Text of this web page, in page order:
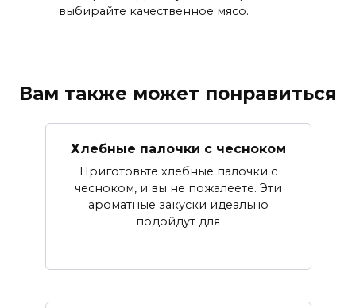
выбирайте качественное мясо.
Вам также может понравиться
Хлебные палочки с чесноком
Приготовьте хлебные палочки с
чесноком, и вы не пожалеете. Эти
ароматные закуски идеально
подойдут для